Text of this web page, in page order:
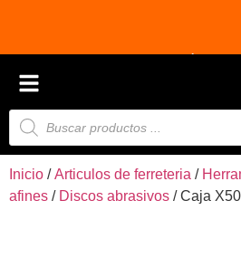
3 CUOTAS CON TARJETA DÉBITO
Inicio /Articulos de ferreteria /
afines / Discos abrasivos / Caja